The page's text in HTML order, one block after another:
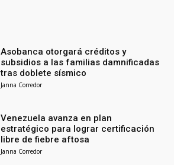
Asobanca otorgará créditos y
subsidios a las familias damnificadas
tras doblete sísmico
Janna Corredor
Venezuela avanza en plan
estratégico para lograr certificación
libre de fiebre aftosa
Janna Corredor